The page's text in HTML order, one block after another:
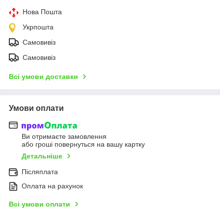
Нова Пошта
Укрпошта
Самовивіз
Самовивіз
Всі умови доставки
Умови оплати
Ви отримаєте замовлення
або гроші повернуться на вашу картку
Детальніше
Післяплата
Оплата на рахунок
Всі умови оплати